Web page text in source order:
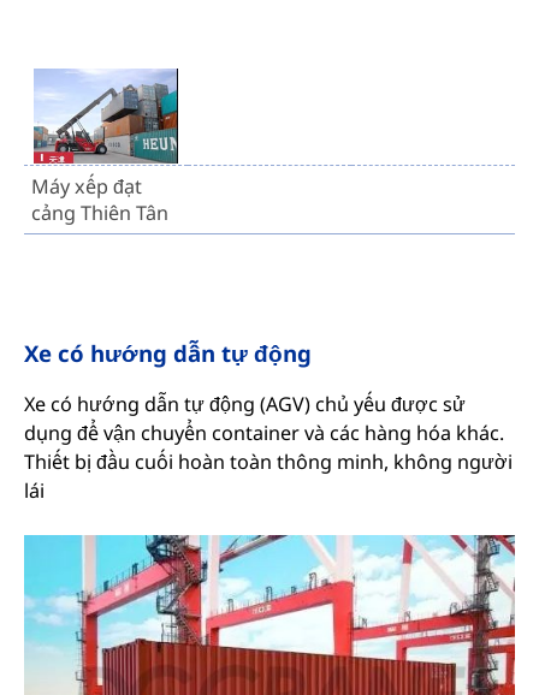
Máy xếp đạt
cảng Thiên Tân
Xe có hướng dẫn tự động
Xe có hướng dẫn tự động (AGV) chủ yếu được sử
dụng để vận chuyển container và các hàng hóa khác.
Thiết bị đầu cuối hoàn toàn thông minh, không người
lái